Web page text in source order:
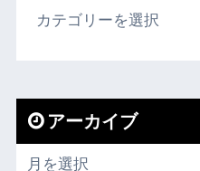
アーカイブ